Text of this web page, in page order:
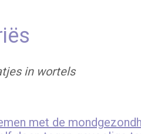
in wortels
met de